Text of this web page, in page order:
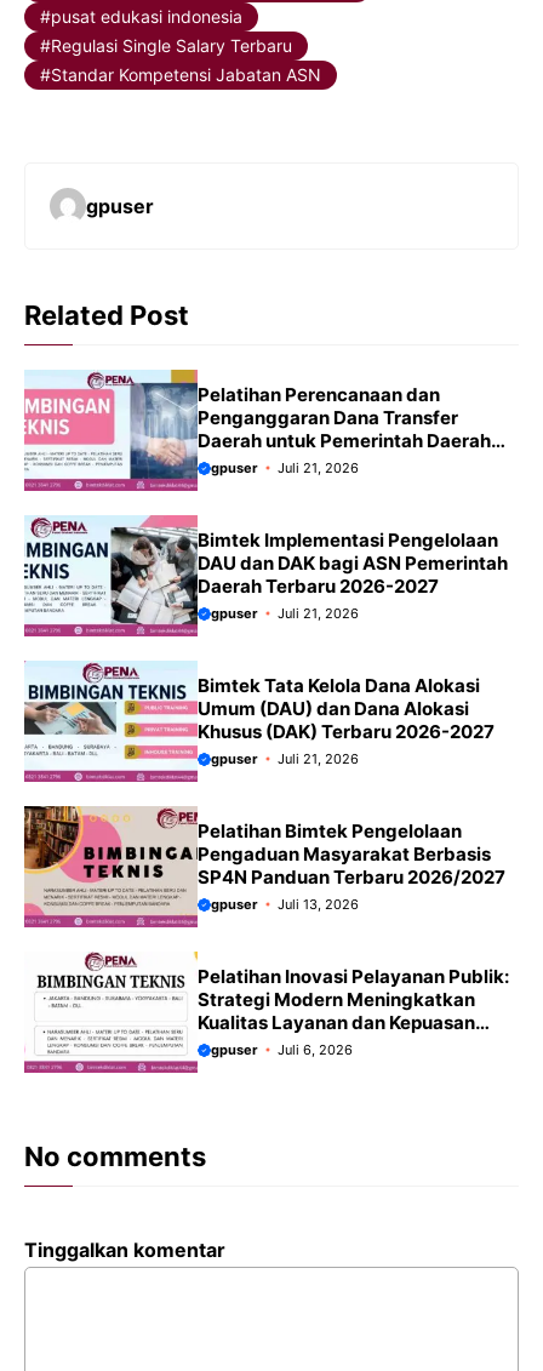
pusat edukasi indonesia
Regulasi Single Salary Terbaru
Standar Kompetensi Jabatan ASN
gpuser
Related Post
Pelatihan Perencanaan dan
Penganggaran Dana Transfer
Daerah untuk Pemerintah Daerah
Terbaru 2026-2027
gpuser Juli 21, 2026
Bimtek Implementasi Pengelolaan
DAU dan DAK bagi ASN Pemerintah
Daerah Terbaru 2026-2027
gpuser Juli 21, 2026
Bimtek Tata Kelola Dana Alokasi
Umum (DAU) dan Dana Alokasi
Khusus (DAK) Terbaru 2026-2027
gpuser Juli 21, 2026
Pelatihan Bimtek Pengelolaan
Pengaduan Masyarakat Berbasis
SP4N Panduan Terbaru 2026/2027
gpuser Juli 13, 2026
Pelatihan Inovasi Pelayanan Publik:
Strategi Modern Meningkatkan
Kualitas Layanan dan Kepuasan
Masyarakat Terbaru 2026/2027
gpuser Juli 6, 2026
No comments
Tinggalkan komentar